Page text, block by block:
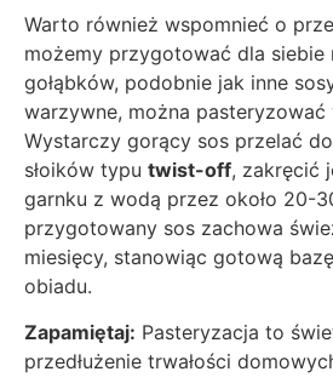
Warto również wspomnieć o
możemy przygotować dla siebie
gołąbków, podobnie jak inne
warzywne, można pasteryzować
Wystarczy gorący sos przelać
słoików typu twist-off, zakręcić
garnku z wodą przez około 20-
przygotowany sos zachowa
miesięcy, stanowiąc gotową
obiadu.
Zapamiętaj: Pasteryzacja to
przedłużenie trwałości